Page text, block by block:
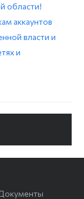
области!
аккаунтов
власти и
и